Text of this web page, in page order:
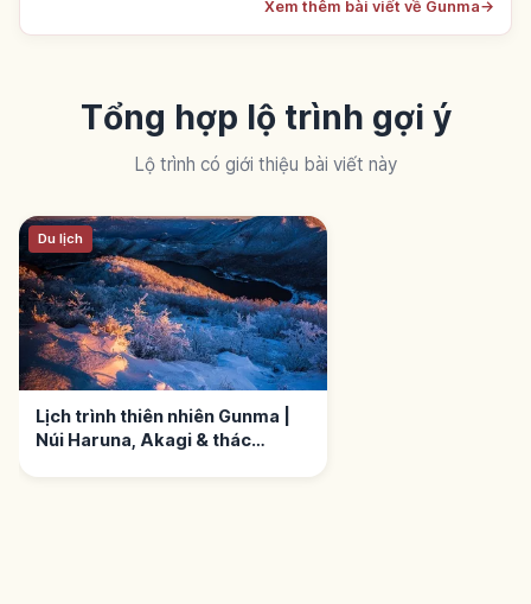
Xem thêm bài viết về Gunma→
Tổng hợp lộ trình gợi ý
Lộ trình có giới thiệu bài viết này
Du lịch
Lịch trình thiên nhiên Gunma |
Núi Haruna, Akagi & thác